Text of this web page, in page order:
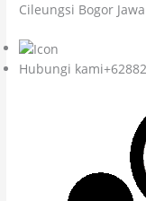
Cileungsi Bogor
Hubungi